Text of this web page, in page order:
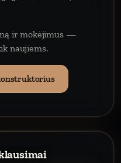
ir mokėjimus —
naujiems.